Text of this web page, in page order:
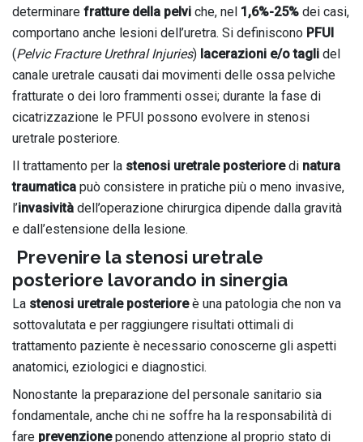
determinare fratture della pelvi che, nel 1,6%-25% dei casi,
comportano anche lesioni dell’uretra. Si definiscono PFUI
(Pelvic Fracture Urethral Injuries) lacerazioni e/o tagli del
canale uretrale causati dai movimenti delle ossa pelviche
fratturate o dei loro frammenti ossei; durante la fase di
cicatrizzazione le PFUI possono evolvere in stenosi
uretrale posteriore.
Il trattamento per la stenosi uretrale posterioredi natura
traumatica può consistere in pratiche più o meno invasive,
l’invasività dell’operazione chirurgica dipende dalla gravità
e dall’estensione della lesione.
Prevenire la stenosi uretrale
posteriore lavorando in sinergia
La stenosi uretrale posterioreè una patologia che non va
sottovalutata e per raggiungere risultati ottimali di
trattamento paziente è necessario conoscerne gli aspetti
anatomici, eziologici e diagnostici.
Nonostante la preparazione del personale sanitario sia
fondamentale, anche chi ne soffre ha la responsabilità di
fare prevenzioneponendo attenzione al proprio stato di